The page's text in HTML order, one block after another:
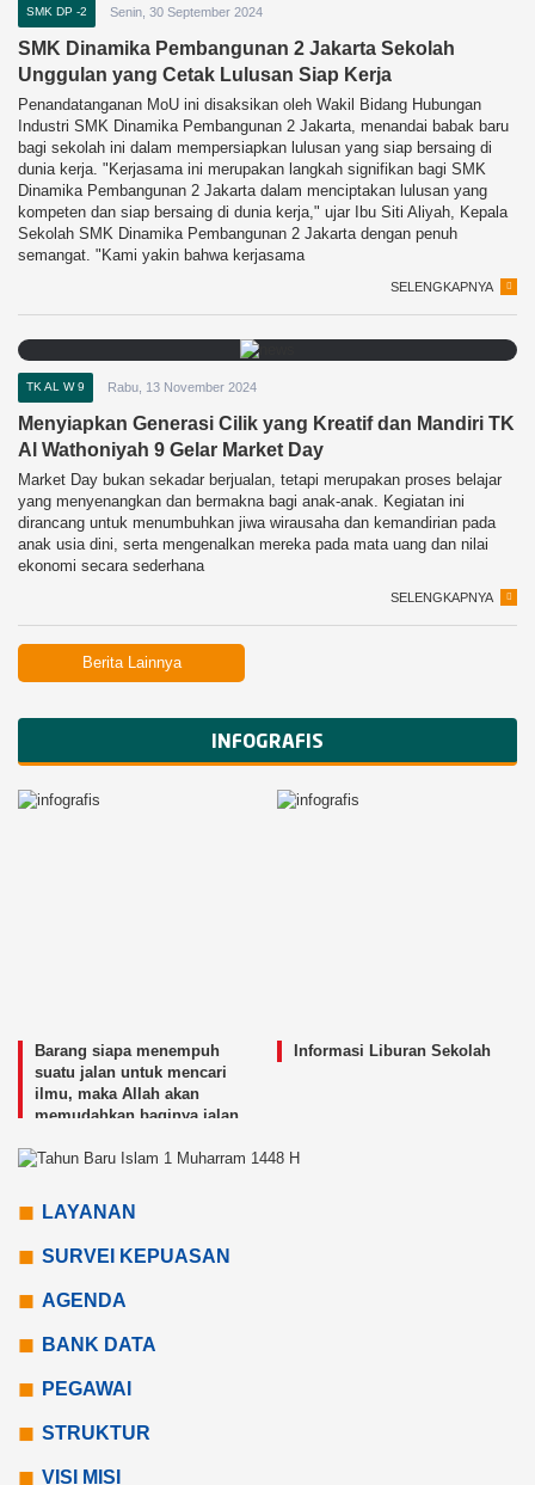
SMK DP -2 Senin, 30 September 2024
SMK Dinamika Pembangunan 2 Jakarta Sekolah
Unggulan yang Cetak Lulusan Siap Kerja
Penandatanganan MoU ini disaksikan oleh Wakil Bidang Hubungan
Industri SMK Dinamika Pembangunan 2 Jakarta, menandai babak baru
bagi sekolah ini dalam mempersiapkan lulusan yang siap bersaing di
dunia kerja. "Kerjasama ini merupakan langkah signifikan bagi SMK
Dinamika Pembangunan 2 Jakarta dalam menciptakan lulusan yang
kompeten dan siap bersaing di dunia kerja," ujar Ibu Siti Aliyah, Kepala
Sekolah SMK Dinamika Pembangunan 2 Jakarta dengan penuh
semangat. "Kami yakin bahwa kerjasama
SELENGKAPNYA
TK AL W 9 Rabu, 13 November 2024
Menyiapkan Generasi Cilik yang Kreatif dan Mandiri TK
Al Wathoniyah 9 Gelar Market Day
Market Day bukan sekadar berjualan, tetapi merupakan proses belajar
yang menyenangkan dan bermakna bagi anak-anak. Kegiatan ini
dirancang untuk menumbuhkan jiwa wirausaha dan kemandirian pada
anak usia dini, serta mengenalkan mereka pada mata uang dan nilai
ekonomi secara sederhana
SELENGKAPNYA
Berita Lainnya
INFOGRAFIS
Barang siapa menempuh
suatu jalan untuk mencari
ilmu, maka Allah akan
memudahkan baginya jalan
Informasi Liburan Sekolah
LAYANAN
SURVEI KEPUASAN
AGENDA
BANK DATA
PEGAWAI
STRUKTUR
VISI MISI